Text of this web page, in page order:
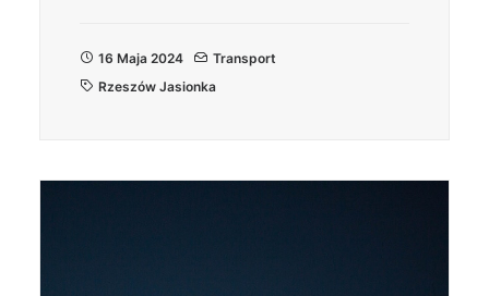
16 Maja 2024
Transport
Rzeszów Jasionka